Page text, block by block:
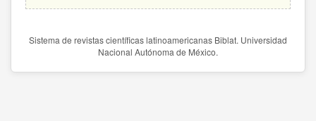
Sistema de revistas científicas latinoamericanas Biblat. Universidad
Nacional Autónoma de México.